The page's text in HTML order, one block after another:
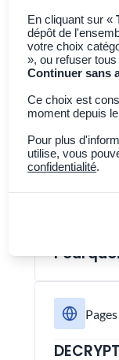
pour« »
Trier par Plus
Pages(51
Pages
En cliquant sur «
dépôt de
votre choix
», ou refuser
Continuer sans
Ce choix est
moment depuis
Pour plus
utilise, vous
confidentialité.